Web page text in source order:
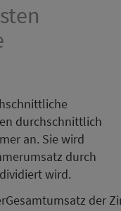
durchschnittlich
an. Sie wird
durch
wird.
der